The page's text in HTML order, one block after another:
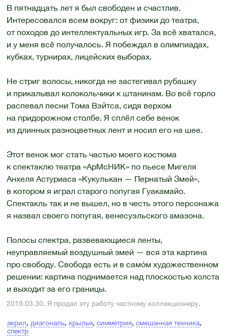
В пятнадцать лет я был свободен и счастлив.
Интересовался всем вокруг: от физики до театра,
от походов до интеллектуальных игр. За всё хватался,
и у меня всё получалось. Я побеждал в олимпиадах,
кубках, турнирах, лицейских выборах.
Не стриг волосы, никогда не застегивал рубашку
и прикалывал колокольчики к штанинам. Во всё горло
распевал песни Тома Вэйтса, сидя верхом
на придорожном столбе. Я сплёл себе венок
из длинных разноцветных лент и носил его на шее.
Этот венок мог стать частью моего костюма
к спектаклю театра «АрМсНИК» по пьесе Мигеля
Анхеля Астуриаса «Кукулькан — Пернатый Змей»,
в котором я играл старого попугая Гуакамайо.
Спектакль так и не вышел, но в честь этого персонажа
я назвал своего попугая, венесуэльского амазона.
Полосы спектра, развевающиеся ленты,
неуправляемый воздушный змей — вся эта картина
про свободу. Свобода есть и в самóм художественном
решении: картина поднимается над плоскостью холста
и выходит за его границы.
2019.03.30. Я продал эту работу частному коллекционеру.
акрил, диагональ, крылья, симметрия, смешанная техника,
спектр